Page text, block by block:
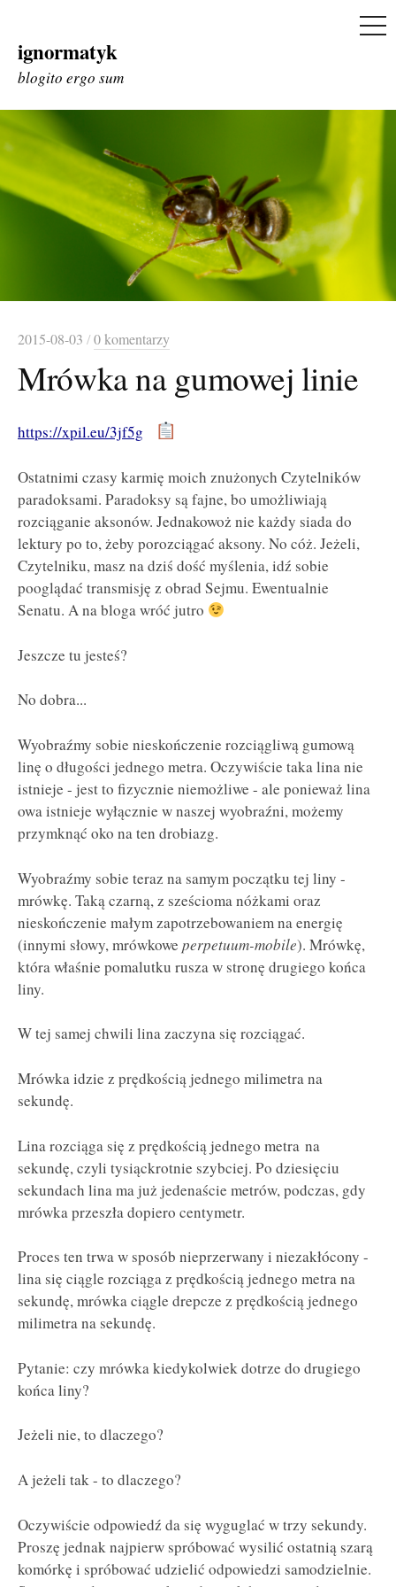
Skip
to
ignormatyk
blogito ergo sum
2015-08-03 /0 komentarzy
Mrówka na gumowej linie
https://xpil.eu/3jf5g
Ostatnimi czasy karmię moich znużonych Czytelników
paradoksami. Paradoksy są fajne, bo umożliwiają
rozciąganie aksonów. Jednakowoż nie każdy siada do
lektury po to, żeby porozciągać aksony. No cóż. Jeżeli,
Czytelniku, masz na dziś dość myślenia, idź sobie
pooglądać transmisję z obrad Sejmu. Ewentualnie
Senatu. A na bloga wróć jutro
Jeszcze tu jesteś?
No dobra...
Wyobraźmy sobie nieskończenie rozciągliwą gumową
linę o długości jednego metra. Oczywiście taka lina nie
istnieje - jest to fizycznie niemożliwe - ale ponieważ lina
owa istnieje wyłącznie w naszej wyobraźni, możemy
przymknąć oko na ten drobiazg.
Wyobraźmy sobie teraz na samym początku tej liny -
mrówkę. Taką czarną, z sześcioma nóżkami oraz
nieskończenie małym zapotrzebowaniem na energię
(innymi słowy, mrówkowe perpetuum-mobile). Mrówkę,
która właśnie pomalutku rusza w stronę drugiego końca
liny.
W tej samej chwili lina zaczyna się rozciągać.
Mrówka idzie z prędkością jednego milimetra na
sekundę.
Lina rozciąga się z prędkością jednego metra na
sekundę, czyli tysiąckrotnie szybciej. Po dziesięciu
sekundach lina ma już jedenaście metrów, podczas, gdy
mrówka przeszła dopiero centymetr.
Proces ten trwa w sposób nieprzerwany i niezakłócony -
lina się ciągle rozciąga z prędkością jednego metra na
sekundę, mrówka ciągle drepcze z prędkością jednego
milimetra na sekundę.
Pytanie: czy mrówka kiedykolwiek dotrze do drugiego
końca liny?
Jeżeli nie, to dlaczego?
A jeżeli tak - to dlaczego?
Oczywiście odpowiedź da się wyguglać w trzy sekundy.
Proszę jednak najpierw spróbować wysilić ostatnią szarą
komórkę i spróbować udzielić odpowiedzi samodzielnie.